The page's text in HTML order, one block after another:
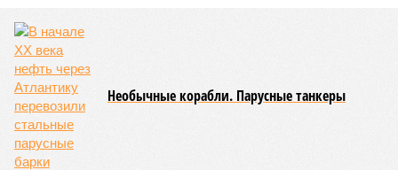
Необычные корабли. Парусные танкеры